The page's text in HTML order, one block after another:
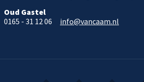
Oud Gastel
0165 - 31 12 06
info@vancaam.nl